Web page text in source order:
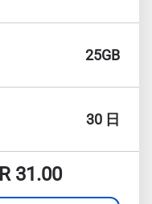
25GB
30 日
31.00